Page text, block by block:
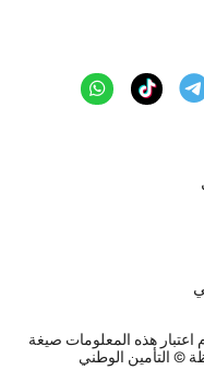
هذه المعلومات صيغة
التأمين الوطني